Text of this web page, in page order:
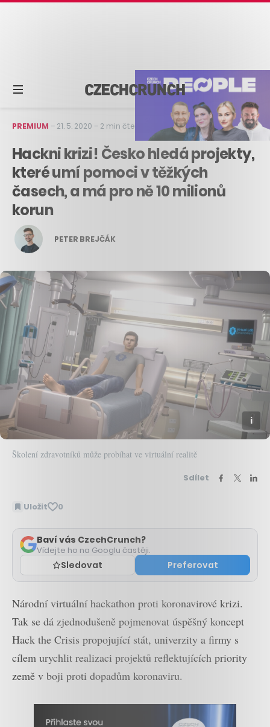
PREMIUM – 21. 5. 2020 – 2 min čtení
Hackni krizi! Česko hledá projekty,
které umí pomoci v těžkých
časech, a má pro ně 10 milionů
korun
PETER BREJČÁK
Školení zdravotníků může probíhat ve virtuální realitě
Sdílet
Uložit 0
Baví vás CzechCrunch?
Vídejte ho na Googlu častěji.
Sledovat Preferovat
Národní virtuální hackathon proti koronavirové krizi.
Tak se dá zjednodušeně pojmenovat úspěšný koncept
Hack the Crisis propojující stát, univerzity a firmy s
cílem urychlit realizaci projektů reflektujících priority
země v boji proti dopadům koronaviru.